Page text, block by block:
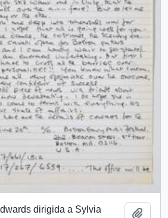
dirigida a Sylvia